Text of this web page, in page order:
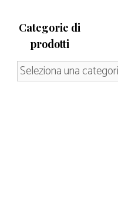
Categorie di
prodotti